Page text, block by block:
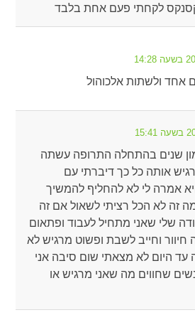
לקחתי פעם אחת בלבד
אחד ולשתות אלכוהול
שנים בהתחלה התרופה עשתה
אותה כל כך דיברתי עם
אמרה לי לא להחליף להמשיך
זה לא הכל רציתי לשאול אם זה
שלי שאני מתחיל לעבוד ופתאום
חיוור וחייב לשבת ופשוט מרגיש לא
עד היום לא מצאתי שום סיבה אני
שחווים מה שאני מרגיש או